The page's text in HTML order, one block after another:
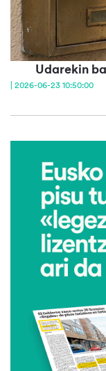
Udarekin
| 2026-06-23 10:50:00